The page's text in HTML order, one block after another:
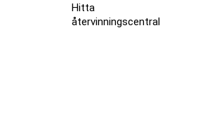
Hitta
återvinningscentral